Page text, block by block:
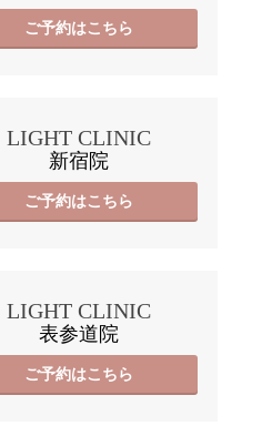
ご予約はこちら
LIGHT CLINIC
新宿院
ご予約はこちら
LIGHT CLINIC
表参道院
ご予約はこちら